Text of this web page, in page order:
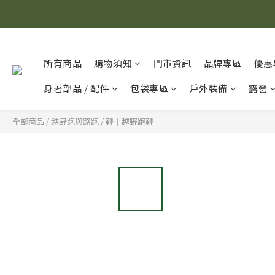
所有商品 購物須知 門市資訊 品牌專區
優
身著部品 / 配件
包袋專區 戶外裝備 露營
全部商品 /越野跑與路跑 /鞋｜越野跑鞋